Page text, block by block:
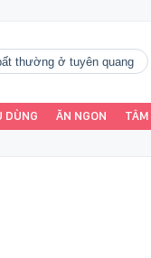
thường ở tuyên quang
DÙNG ĂN NGON